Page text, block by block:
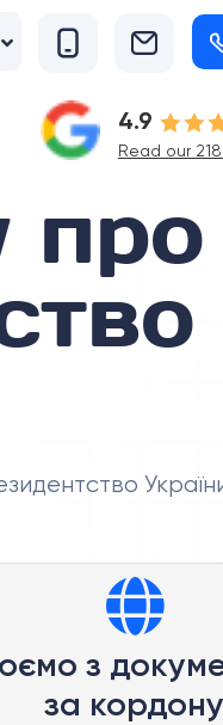
4.9
Read our
про
з
за кордону